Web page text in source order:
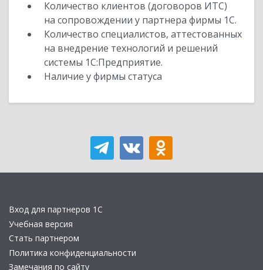
Количество клиентов (договоров ИТС)
на сопровождении у партнера фирмы 1С.
Количество специалистов, аттестованных
на внедрение технологий и решений
системы 1С:Предприятие.
Наличие у фирмы статуса
Вход для партнеров 1С
Учебная версия
Стать партнером
Политика конфиденциальности
Замечания по сайту